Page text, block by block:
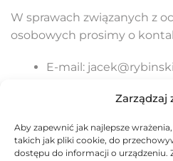
Zarządzaj
Aby zapewnić jak najlepsze
takich jak pliki cookie, do
dostępu do informacji o urządzeniu.
W sprawach związanych z
osobowych prosimy o
E-mail:
Telefon: 734 621 869.